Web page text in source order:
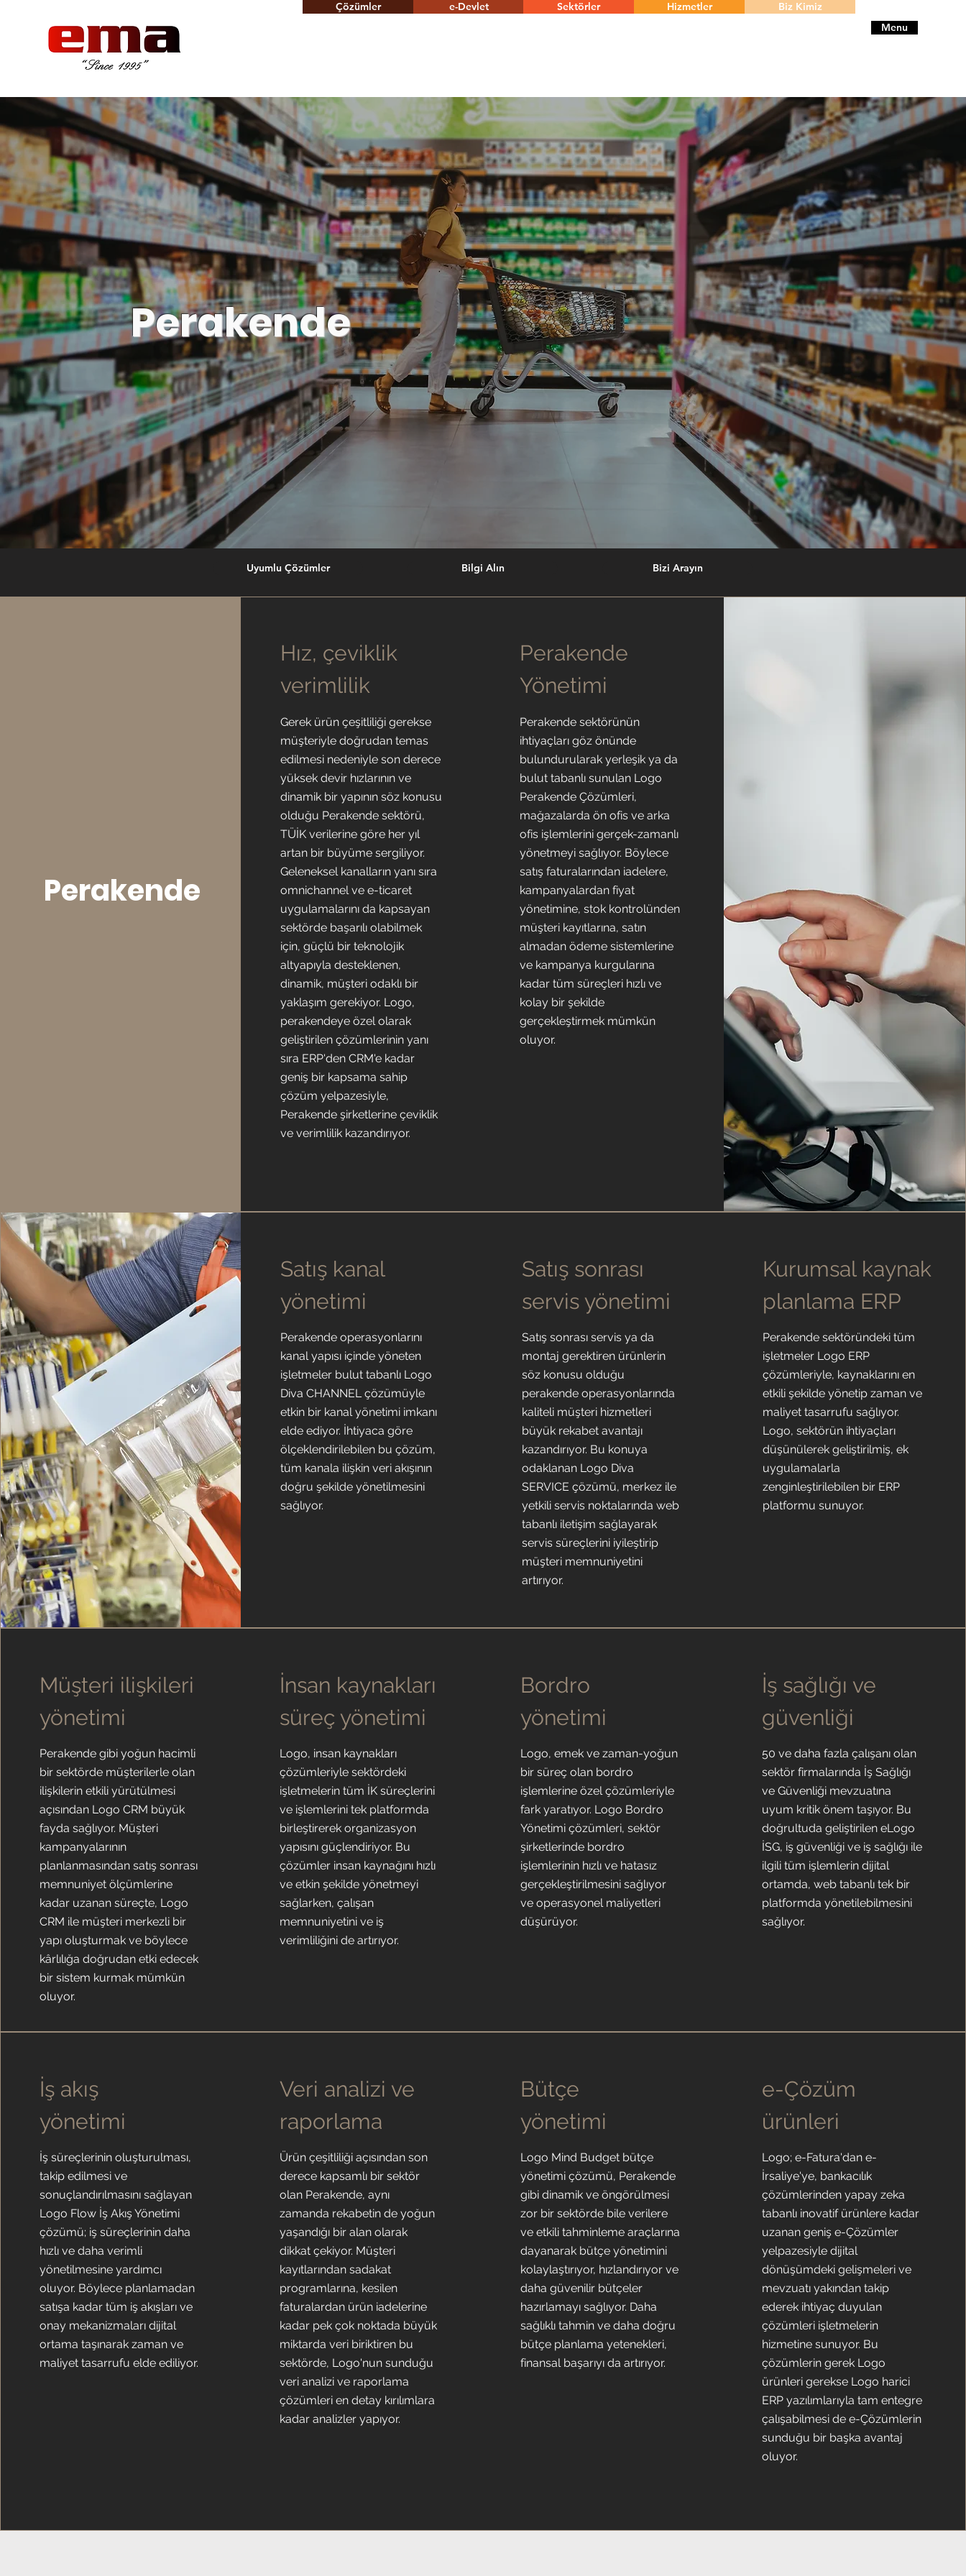
Çözümler e-Devlet Sektörler Hizmetler
Biz Kimiz
Menu
Perakende
Uyumlu Çözümler Bilgi Alın Bizi Arayın
Perakende
Hız, çeviklik
verimlilik
Gerek ürün çeşitliliği gerekse
müşteriyle doğrudan temas
edilmesi nedeniyle son derece
yüksek devir hızlarının ve
dinamik bir yapının söz konusu
olduğu Perakende sektörü,
TÜİK verilerine göre her yıl
artan bir büyüme sergiliyor.
Geleneksel kanalların yanı sıra
omnichannel ve e-ticaret
uygulamalarını da kapsayan
sektörde başarılı olabilmek
için, güçlü bir teknolojik
altyapıyla desteklenen,
dinamik, müşteri odaklı bir
yaklaşım gerekiyor. Logo,
perakendeye özel olarak
geliştirilen çözümlerinin yanı
sıra ERP'den CRM'e kadar
geniş bir kapsama sahip
çözüm yelpazesiyle,
Perakende şirketlerine çeviklik
ve verimlilik kazandırıyor.
Perakende
Yönetimi
Perakende sektörünün
ihtiyaçları göz önünde
bulundurularak yerleşik ya da
bulut tabanlı sunulan Logo
Perakende Çözümleri,
mağazalarda ön ofis ve arka
ofis işlemlerini gerçek-zamanlı
yönetmeyi sağlıyor. Böylece
satış faturalarından iadelere,
kampanyalardan fiyat
yönetimine, stok kontrolünden
müşteri kayıtlarına, satın
almadan ödeme sistemlerine
ve kampanya kurgularına
kadar tüm süreçleri hızlı ve
kolay bir şekilde
gerçekleştirmek mümkün
oluyor.
Satış kanal
yönetimi
Perakende operasyonlarını
kanal yapısı içinde yöneten
işletmeler bulut tabanlı Logo
Diva CHANNEL çözümüyle
etkin bir kanal yönetimi imkanı
elde ediyor. İhtiyaca göre
ölçeklendirilebilen bu çözüm,
tüm kanala ilişkin veri akışının
doğru şekilde yönetilmesini
sağlıyor.
Satış sonrası
servis yönetimi
Satış sonrası servis ya da
montaj gerektiren ürünlerin
söz konusu olduğu
perakende operasyonlarında
kaliteli müşteri hizmetleri
büyük rekabet avantajı
kazandırıyor. Bu konuya
odaklanan Logo Diva
SERVICE çözümü, merkez ile
yetkili servis noktalarında web
tabanlı iletişim sağlayarak
servis süreçlerini iyileştirip
müşteri memnuniyetini
artırıyor.
Kurumsal kaynak
planlama ERP
Perakende sektöründeki tüm
işletmeler Logo ERP
çözümleriyle, kaynaklarını en
etkili şekilde yönetip zaman ve
maliyet tasarrufu sağlıyor.
Logo, sektörün ihtiyaçları
düşünülerek geliştirilmiş, ek
uygulamalarla
zenginleştirilebilen bir ERP
platformu sunuyor.
Müşteri ilişkileri
yönetimi
Perakende gibi yoğun hacimli
bir sektörde müşterilerle olan
ilişkilerin etkili yürütülmesi
açısından Logo CRM büyük
fayda sağlıyor. Müşteri
kampanyalarının
planlanmasından satış sonrası
memnuniyet ölçümlerine
kadar uzanan süreçte, Logo
CRM ile müşteri merkezli bir
yapı oluşturmak ve böylece
kârlılığa doğrudan etki edecek
bir sistem kurmak mümkün
oluyor.
İnsan kaynakları
süreç yönetimi
Logo, insan kaynakları
çözümleriyle sektördeki
işletmelerin tüm İK süreçlerini
ve işlemlerini tek platformda
birleştirerek organizasyon
yapısını güçlendiriyor. Bu
çözümler insan kaynağını hızlı
ve etkin şekilde yönetmeyi
sağlarken, çalışan
memnuniyetini ve iş
verimliliğini de artırıyor.
Bordro
yönetimi
Logo, emek ve zaman-yoğun
bir süreç olan bordro
işlemlerine özel çözümleriyle
fark yaratıyor. Logo Bordro
Yönetimi çözümleri, sektör
şirketlerinde bordro
işlemlerinin hızlı ve hatasız
gerçekleştirilmesini sağlıyor
ve operasyonel maliyetleri
düşürüyor.
İş sağlığı ve
güvenliği
50 ve daha fazla çalışanı olan
sektör firmalarında İş Sağlığı
ve Güvenliği mevzuatına
uyum kritik önem taşıyor. Bu
doğrultuda geliştirilen eLogo
İSG, iş güvenliği ve iş sağlığı ile
ilgili tüm işlemlerin dijital
ortamda, web tabanlı tek bir
platformda yönetilebilmesini
sağlıyor.
İş akış
yönetimi
İş süreçlerinin oluşturulması,
takip edilmesi ve
sonuçlandırılmasını sağlayan
Logo Flow İş Akış Yönetimi
çözümü; iş süreçlerinin daha
hızlı ve daha verimli
yönetilmesine yardımcı
oluyor. Böylece planlamadan
satışa kadar tüm iş akışları ve
onay mekanizmaları dijital
ortama taşınarak zaman ve
maliyet tasarrufu elde ediliyor.
Veri analizi ve
raporlama
Ürün çeşitliliği açısından son
derece kapsamlı bir sektör
olan Perakende, aynı
zamanda rekabetin de yoğun
yaşandığı bir alan olarak
dikkat çekiyor. Müşteri
kayıtlarından sadakat
programlarına, kesilen
faturalardan ürün iadelerine
kadar pek çok noktada büyük
miktarda veri biriktiren bu
sektörde, Logo'nun sunduğu
veri analizi ve raporlama
çözümleri en detay kırılımlara
kadar analizler yapıyor.
Bütçe
yönetimi
Logo Mind Budget bütçe
yönetimi çözümü, Perakende
gibi dinamik ve öngörülmesi
zor bir sektörde bile verilere
ve etkili tahminleme araçlarına
dayanarak bütçe yönetimini
kolaylaştırıyor, hızlandırıyor ve
daha güvenilir bütçeler
hazırlamayı sağlıyor. Daha
sağlıklı tahmin ve daha doğru
bütçe planlama yetenekleri,
finansal başarıyı da artırıyor.
e-Çözüm
ürünleri
Logo; e-Fatura'dan e-
İrsaliye'ye, bankacılık
çözümlerinden yapay zeka
tabanlı inovatif ürünlere kadar
uzanan geniş e-Çözümler
yelpazesiyle dijital
dönüşümdeki gelişmeleri ve
mevzuatı yakından takip
ederek ihtiyaç duyulan
çözümleri işletmelerin
hizmetine sunuyor. Bu
çözümlerin gerek Logo
ürünleri gerekse Logo harici
ERP yazılımlarıyla tam entegre
çalışabilmesi de e-Çözümlerin
sunduğu bir başka avantaj
oluyor.